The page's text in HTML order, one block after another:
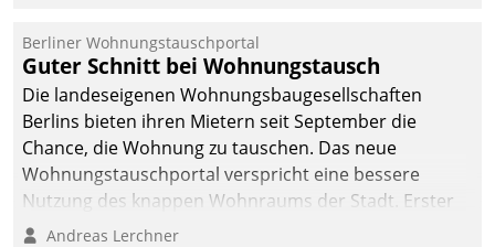
Berliner Wohnungstauschportal
Guter Schnitt bei Wohnungstausch
Die landeseigenen Wohnungsbaugesellschaften
Berlins bieten ihren Mietern seit September die
Chance, die Wohnung zu tauschen. Das neue
Wohnungstauschportal verspricht eine bessere
Nutzung des knappen Wohnraums der Stadt. Erster
Anwendungsfall für Datatrains Lösung API-Hub mit
Andreas Lerchner